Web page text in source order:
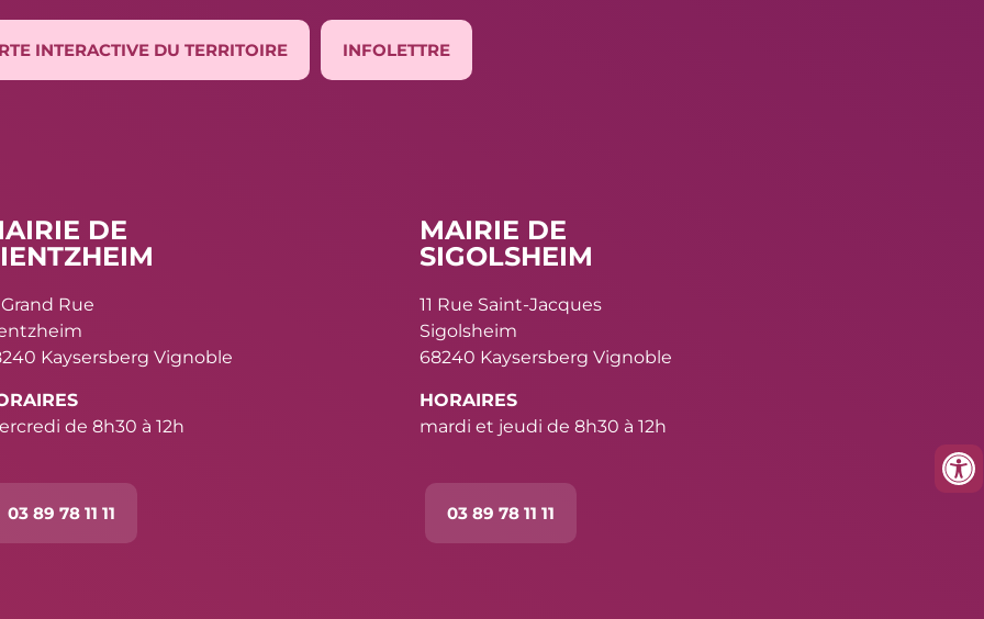
INTERACTIVE DU TERRITOIRE INFOLETTRE
DE
Grand Rue
Kaysersberg Vignoble
de 8h30 à 12h
03 89 78 11 11
MAIRIE DE
SIGOLSHEIM
11 Rue Saint-Jacques
Sigolsheim
68240 Kaysersberg Vignoble
HORAIRES
mardi et jeudi de 8h30 à 12h
03 89 78 11 11